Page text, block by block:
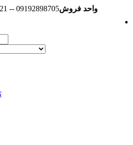
واحد فروش09192898705 -- 021-76447285